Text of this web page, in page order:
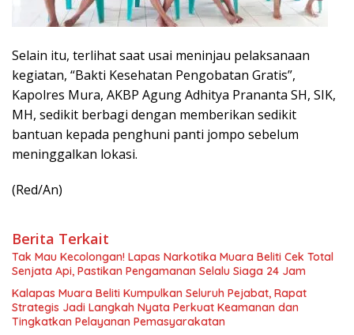
Selain itu, terlihat saat usai meninjau pelaksanaan
kegiatan, “Bakti Kesehatan Pengobatan Gratis”,
Kapolres Mura, AKBP Agung Adhitya Prananta SH, SIK,
MH, sedikit berbagi dengan memberikan sedikit
bantuan kepada penghuni panti jompo sebelum
meninggalkan lokasi.
(Red/An)
Berita Terkait
Tak Mau Kecolongan! Lapas Narkotika Muara Beliti Cek Total
Senjata Api, Pastikan Pengamanan Selalu Siaga 24 Jam
Kalapas Muara Beliti Kumpulkan Seluruh Pejabat, Rapat
Strategis Jadi Langkah Nyata Perkuat Keamanan dan
Tingkatkan Pelayanan Pemasyarakatan